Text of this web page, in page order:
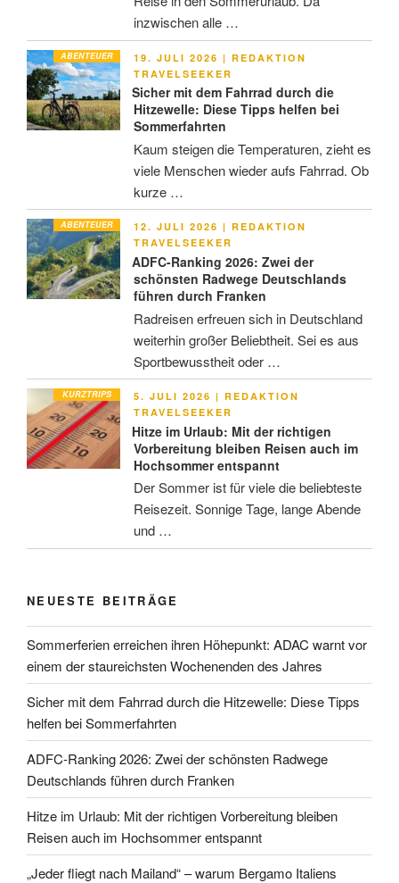
inzwischen alle …
ABENTEUER
VERÖFFENTLICHT
AM
19. JULI 2026 | REDAKTION
TRAVELSEEKER
Sicher mit dem Fahrrad durch die
Hitzewelle: Diese Tipps helfen bei
Sommerfahrten
Kaum steigen die Temperaturen, zieht es
viele Menschen wieder aufs Fahrrad. Ob
kurze …
ABENTEUER
VERÖFFENTLICHT
AM
12. JULI 2026 | REDAKTION
TRAVELSEEKER
ADFC-Ranking 2026: Zwei der
schönsten Radwege Deutschlands
führen durch Franken
Radreisen erfreuen sich in Deutschland
weiterhin großer Beliebtheit. Sei es aus
Sportbewusstheit oder …
KURZTRIPS
VERÖFFENTLICHT
AM
5. JULI 2026 | REDAKTION
TRAVELSEEKER
Hitze im Urlaub: Mit der richtigen
Vorbereitung bleiben Reisen auch im
Hochsommer entspannt
Der Sommer ist für viele die beliebteste
Reisezeit. Sonnige Tage, lange Abende
und …
NEUESTE BEITRÄGE
Sommerferien erreichen ihren Höhepunkt: ADAC warnt vor
einem der staureichsten Wochenenden des Jahres
Sicher mit dem Fahrrad durch die Hitzewelle: Diese Tipps
helfen bei Sommerfahrten
ADFC-Ranking 2026: Zwei der schönsten Radwege
Deutschlands führen durch Franken
Hitze im Urlaub: Mit der richtigen Vorbereitung bleiben
Reisen auch im Hochsommer entspannt
„Jeder fliegt nach Mailand“ – warum Bergamo Italiens